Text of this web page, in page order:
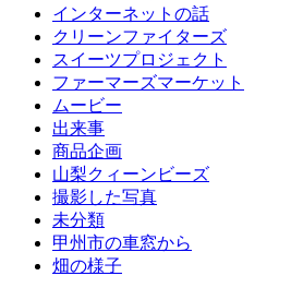
インターネットの話
クリーンファイターズ
スイーツプロジェクト
ファーマーズマーケット
ムービー
出来事
商品企画
山梨クィーンビーズ
撮影した写真
未分類
甲州市の車窓から
畑の様子